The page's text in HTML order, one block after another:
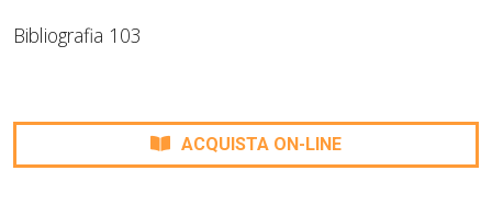
Bibliografia 103
ACQUISTA ON-LINE